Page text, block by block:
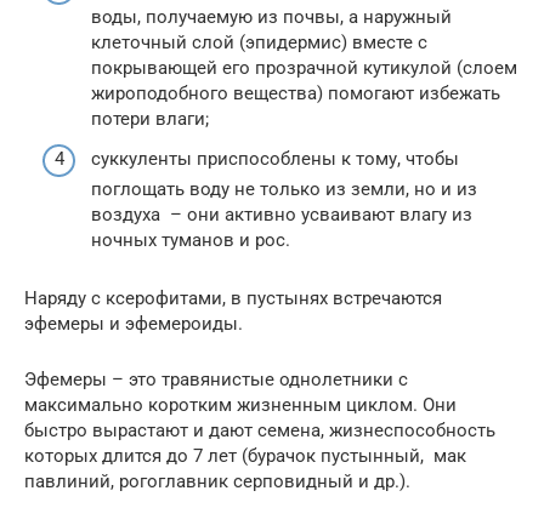
воды, получаемую из почвы, а наружный
клеточный слой (эпидермис) вместе с
покрывающей его прозрачной кутикулой (слоем
жироподобного вещества) помогают избежать
потери влаги;
суккуленты приспособлены к тому, чтобы
поглощать воду не только из земли, но и из
воздуха – они активно усваивают влагу из
ночных туманов и рос.
Наряду с ксерофитами, в пустынях встречаются
эфемеры и эфемероиды.
Эфемеры – это травянистые однолетники с
максимально коротким жизненным циклом. Они
быстро вырастают и дают семена, жизнеспособность
которых длится до 7 лет (бурачок пустынный, мак
павлиний, рогоглавник серповидный и др.).